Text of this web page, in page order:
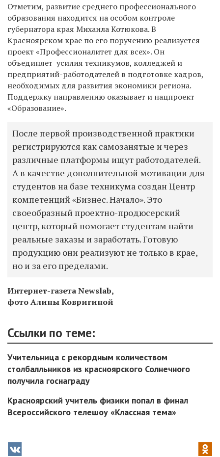
Отметим, развитие среднего профессионального
образования находится на особом контроле
губернатора края Михаила Котюкова. В
Красноярском крае по его поручению реализуется
проект «Профессионалитет для всех». Он
объединяет усилия техникумов, колледжей и
предприятий-работодателей в подготовке кадров,
необходимых для развития экономики региона.
Поддержку направлению оказывает и нацпроект
«Образование».
После первой производственной практики
регистрируются как самозанятые и через
различные платформы ищут работодателей.
А в качестве дополнительной мотивации для
студентов на базе техникума создан Центр
компетенций «Бизнес. Начало». Это
своеобразный проектно-продюсерский
центр, который помогает студентам найти
реальные заказы и заработать. Готовую
продукцию они реализуют не только в крае,
но и за его пределами.
Интернет-газета Newslab,
фото Алины Ковригиной
Ссылки по теме:
Учительница с рекордным количеством
столбалльников из красноярского Солнечного
получила госнаграду
Красноярский учитель физики попал в финал
Всероссийского телешоу «Классная тема»